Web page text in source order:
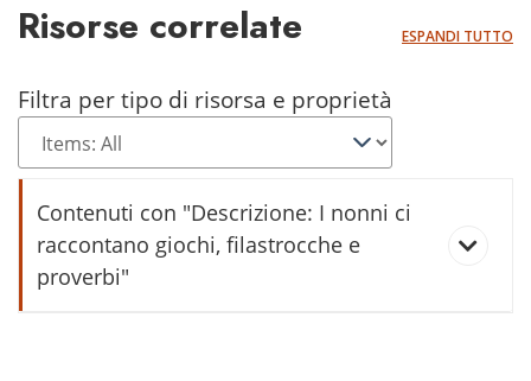
Risorse correlate ESPANDI TUTTO
Filtra per tipo di risorsa e proprietà
Contenuti con "Descrizione: I nonni ci
raccontano giochi, filastrocche e
proverbi"